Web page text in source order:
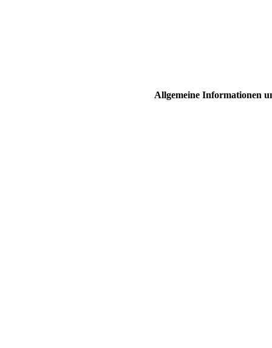
Allgemeine Informationen